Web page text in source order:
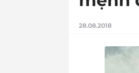
28.08.2018